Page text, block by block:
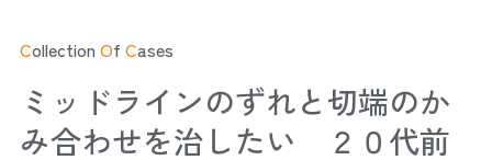
Collection Of Cases
ミッドラインのずれと切端のか
み合わせを治したい ２０代前